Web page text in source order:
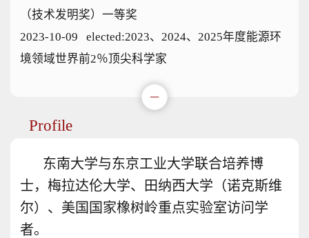
（技术发明奖）一等奖
2023-10-09 elected:2023、2024、2025年度能源环
境领域世界前2％顶尖科学家
Profile
东南大学与东京工业大学联合培养博
士，梅拉达伦大学、田纳西大学（诺克斯维
尔）、美国国家橡树岭重点实验室访问学
者。